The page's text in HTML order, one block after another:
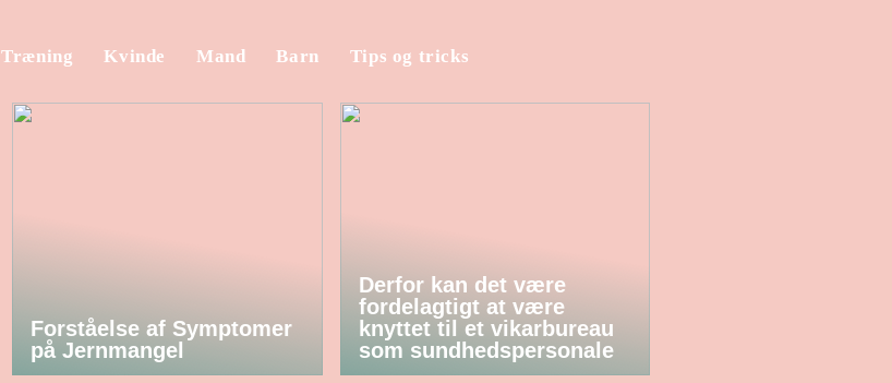
Træning Kvinde Mand Barn Tips og tricks
Forståelse af Symptomer
på Jernmangel
Derfor kan det være
fordelagtigt at være
knyttet til et vikarbureau
som sundhedspersonale